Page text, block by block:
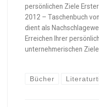
persönlichen Ziele
2012 – Taschenbuch
dient als
Erreichen Ihrer
unternehmerischen
Bücher